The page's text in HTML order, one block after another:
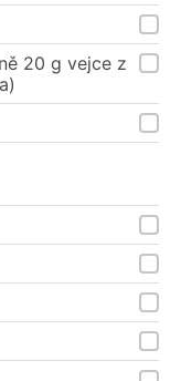
20 g vejce z